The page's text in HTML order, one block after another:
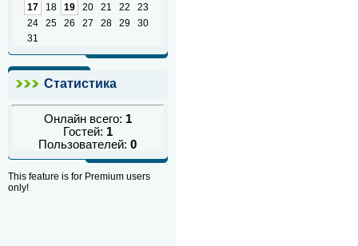
17
18 19 20 21 22
23
24
25 26 27 28 29
30
31
Статистика
Онлайн всего: 1
Гостей: 1
Пользователей:0
This feature is for Premium users
only!